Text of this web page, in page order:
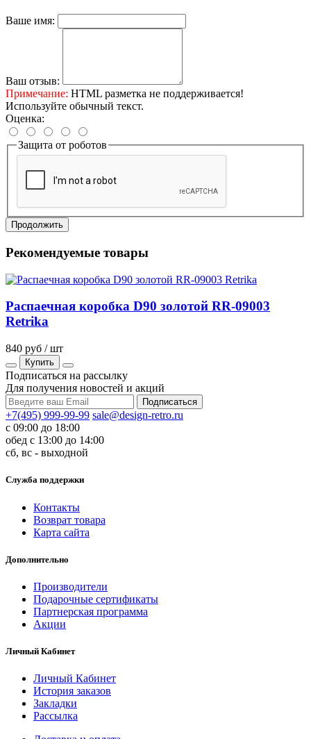
Ваше имя:
Ваш отзыв:
Примечание: HTML разметка не поддерживается!
Используйте обычный текст.
Оценка:
Защита от роботов
Продолжить
Рекомендуемые товары
Распаечная коробка D90 золотой RR-09003
Retrika
840 руб / шт
Купить
Подписаться на рассылку
Для получения новостей и акций
+7(495) 999-99-99 sale@design-retro.ru
с 09:00 до 18:00
обед с 13:00 до 14:00
сб, вс - выходной
Служба поддержки
Контакты
Возврат товара
Карта сайта
Дополнительно
Производители
Подарочные сертификаты
Партнерская программа
Акции
Личный Кабинет
Личный Кабинет
История заказов
Закладки
Рассылка